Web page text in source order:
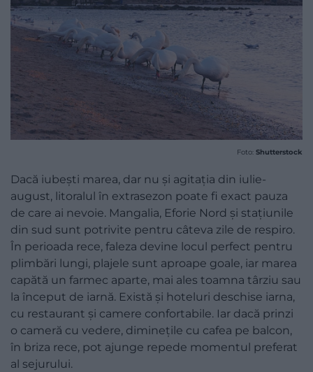
Foto: Shutterstock
Dacă iubești marea, dar nu și agitația din iulie-
august, litoralul în extrasezon poate fi exact pauza
de care ai nevoie. Mangalia, Eforie Nord și stațiunile
din sud sunt potrivite pentru câteva zile de respiro.
În perioada rece, faleza devine locul perfect pentru
plimbări lungi, plajele sunt aproape goale, iar marea
capătă un farmec aparte, mai ales toamna târziu sau
la început de iarnă. Există și hoteluri deschise iarna,
cu restaurant și camere confortabile. Iar dacă prinzi
o cameră cu vedere, diminețile cu cafea pe balcon,
în briza rece, pot ajunge repede momentul preferat
al sejurului.